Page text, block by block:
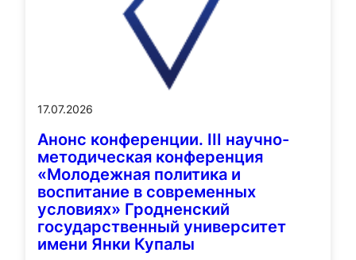
17.07.2026
Анонс конференции. III научно-
методическая конференция
«Молодежная политика и
воспитание в современных
условиях» Гродненский
государственный университет
имени Янки Купалы